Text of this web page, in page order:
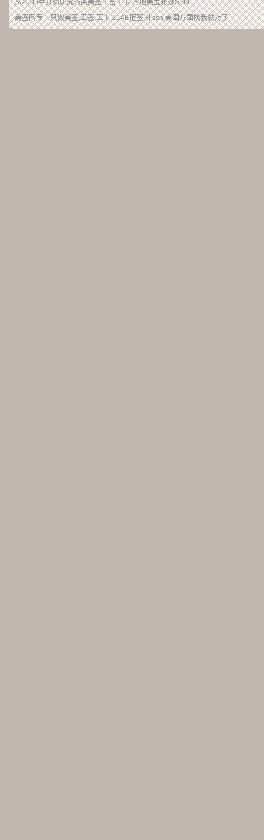
从2005年开始研究各类美签工签工卡,内地美宝补办SSN
美签网专一只做美签,工签,工卡,214B拒签,补ssn,美国方面找我就对了